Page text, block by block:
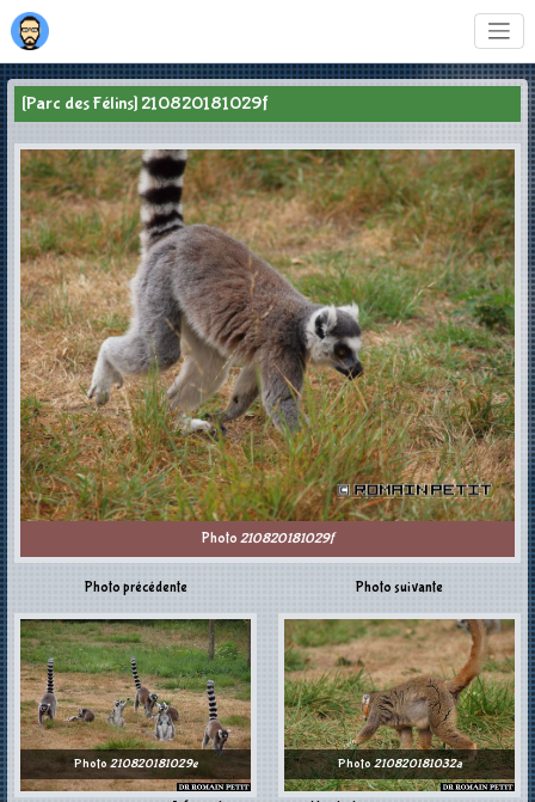
[Parc des Félins] 210820181029f
Photo 210820181029f
Photo précédente
Photo210820181029e
Photo suivante
Photo 210820181032a